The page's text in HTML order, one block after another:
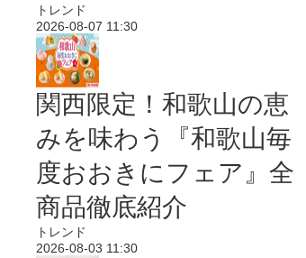
トレンド
2026-08-07 11:30
関西限定！和歌山の恵
みを味わう『和歌山毎
度おおきにフェア』全
商品徹底紹介
トレンド
2026-08-03 11:30